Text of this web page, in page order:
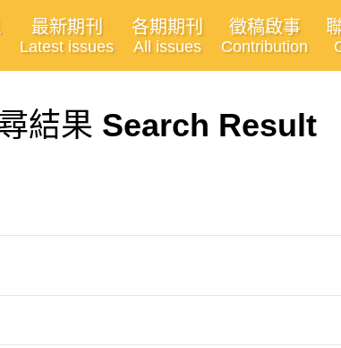
最新期刊
Latest issues
各期期刊
All issues
徵稿啟事
Contribution
結果 Search Result